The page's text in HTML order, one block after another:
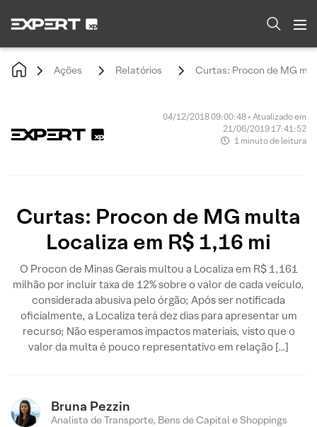
Ações Relatórios Curtas: Procon de MG
04/12/2018 09:00:48 • Atualizado em
21/06/2019 17:41:52
1 minuto de leitura
Curtas: Procon de MG multa
Localiza em R$ 1,16 mi
O Procon de Minas Gerais multou a Localiza em R$ 1,161
milhão por incluir taxa de 12% sobre o valor de cada veículo,
considerada abusiva pelo órgão; Após ser notificada
oficialmente, a Localiza terá dez dias para apresentar um
recurso; Não esperamos impactos materiais, visto que o
valor da multa é pouco representativo em relação […]
Bruna Pezzin
Analista de Transporte, Bens de Capital e Shoppings